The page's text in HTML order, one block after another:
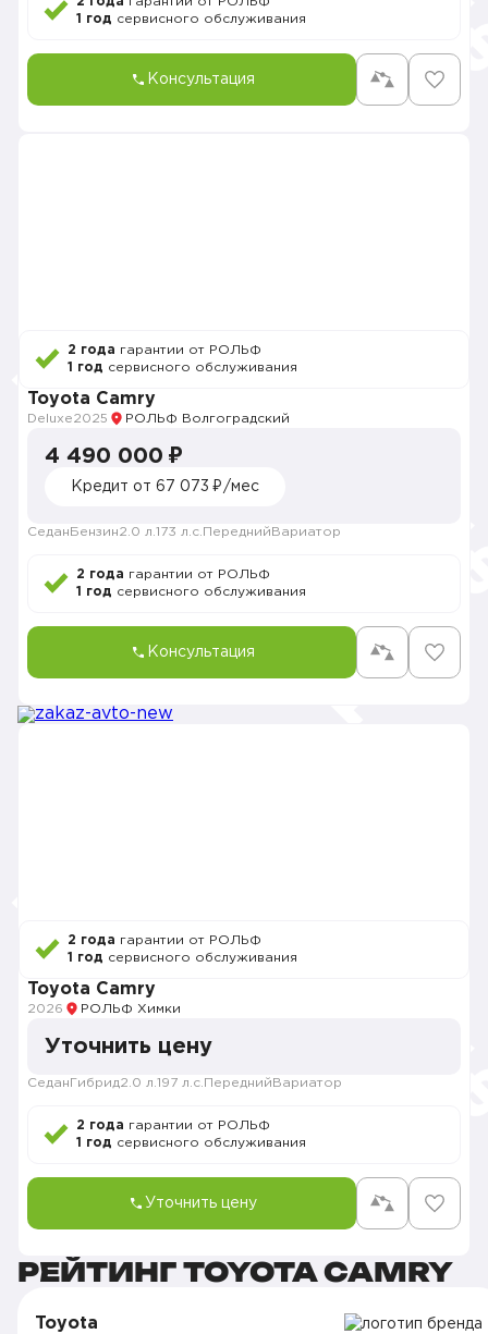
1 год сервисного обслуживания
Консультация
2 года гарантии от РОЛЬФ
1 год сервисного обслуживания
Toyota Camry
Deluxe2025 РОЛЬФ Волгоградский
4 490 000 ₽
Кредит от 67 073 ₽/мес
Седан Бензин2.0 л. 173 л.с. Передний Вариатор
2 года гарантии от РОЛЬФ
1 год сервисного обслуживания
Консультация
2 года гарантии от РОЛЬФ
1 год сервисного обслуживания
Toyota Camry
2026 РОЛЬФ Химки
Уточнить цену
Седан Гибрид2.0 л. 197 л.с. Передний Вариатор
2 года гарантии от РОЛЬФ
1 год сервисного обслуживания
Уточнить цену
РЕЙТИНГ TOYOTA CAMRY
Toyota